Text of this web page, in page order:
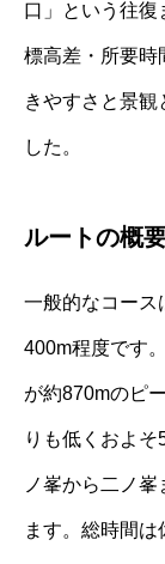
口」という往復
標高差・所要時
きやすさと景観
した。
ルートの概
一般的なコース
400m程度です
が約870mのピ
りも低くおよ
ノ峯から二ノ
ます。総時間